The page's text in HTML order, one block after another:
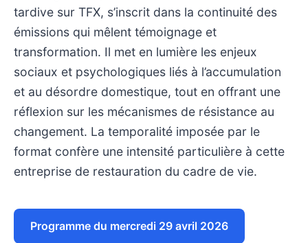
tardive sur TFX, s’inscrit dans la continuité des
émissions qui mêlent témoignage et
transformation. Il met en lumière les enjeux
sociaux et psychologiques liés à l’accumulation
et au désordre domestique, tout en offrant une
réflexion sur les mécanismes de résistance au
changement. La temporalité imposée par le
format confère une intensité particulière à cette
entreprise de restauration du cadre de vie.
Programme du mercredi 29 avril 2026